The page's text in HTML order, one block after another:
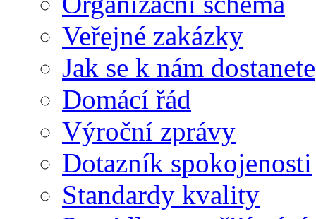
Veřejné zakázky
Jak se k nám dostanete
Domácí řád
Výroční zprávy
Dotazník spokojenosti
Standardy kvality